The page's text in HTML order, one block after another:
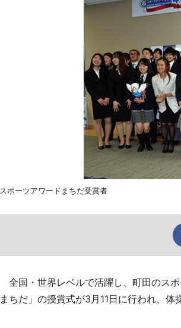
スポーツアワードまちだ受賞者
全国・世界レベルで活躍し、町田のス
まちだ」の授賞式が3月11日に行われ、体